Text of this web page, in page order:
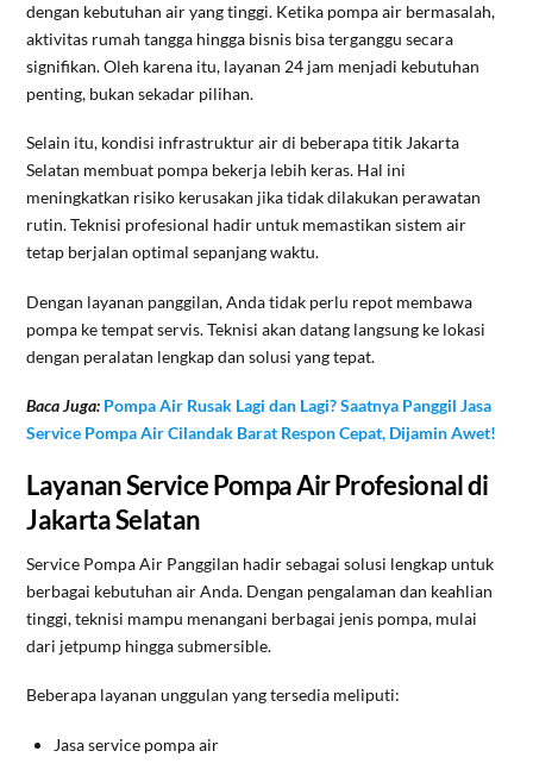
dengan kebutuhan air yang tinggi. Ketika pompa air bermasalah,
aktivitas rumah tangga hingga bisnis bisa terganggu secara
signifikan. Oleh karena itu, layanan 24 jam menjadi kebutuhan
penting, bukan sekadar pilihan.
Selain itu, kondisi infrastruktur air di beberapa titik Jakarta
Selatan membuat pompa bekerja lebih keras. Hal ini
meningkatkan risiko kerusakan jika tidak dilakukan perawatan
rutin. Teknisi profesional hadir untuk memastikan sistem air
tetap berjalan optimal sepanjang waktu.
Dengan layanan panggilan, Anda tidak perlu repot membawa
pompa ke tempat servis. Teknisi akan datang langsung ke lokasi
dengan peralatan lengkap dan solusi yang tepat.
Baca Juga: Pompa Air Rusak Lagi dan Lagi? Saatnya Panggil Jasa
Service Pompa Air Cilandak Barat Respon Cepat, Dijamin Awet!
Layanan Service Pompa Air Profesional di
Jakarta Selatan
Service Pompa Air Panggilan hadir sebagai solusi lengkap untuk
berbagai kebutuhan air Anda. Dengan pengalaman dan keahlian
tinggi, teknisi mampu menangani berbagai jenis pompa, mulai
dari jetpump hingga submersible.
Beberapa layanan unggulan yang tersedia meliputi:
Jasa service pompa air